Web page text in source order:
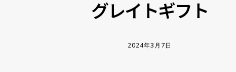
グレイトギフト
2024年3月7日